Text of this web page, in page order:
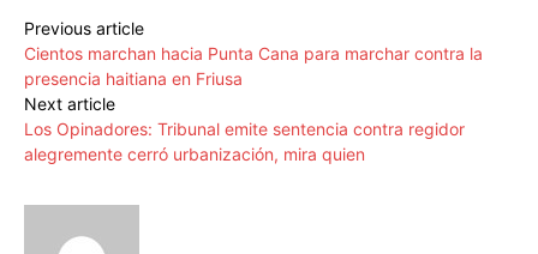
Previous article
Cientos marchan hacia Punta Cana para marchar contra la
presencia haitiana en Friusa
Next article
Los Opinadores: Tribunal emite sentencia contra regidor
alegremente cerró urbanización, mira quien